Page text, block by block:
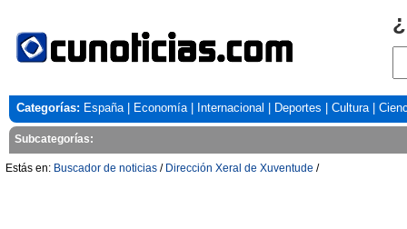
Categorías: España| Economía| Internacional Deportes Cultura|
Subcategorías:
Estás en: Buscador de noticias / Dirección Xeral de Xuventude /